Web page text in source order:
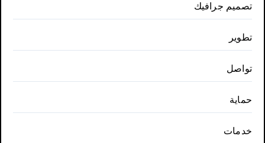
تصميم جرافيك
تطوير
تواصل
حماية
خدمات